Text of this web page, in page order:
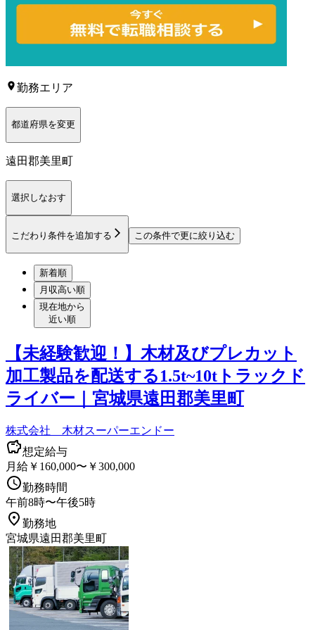
勤務エリア
都道府県を変更
遠田郡美里町
選択しなおす
こだわり条件を追加する この条件で更に絞り込む
新着順
月収高い順
現在地から
近い順
【未経験歓迎！】木材及びプレカット
加工製品を配送する1.5t~10tトラックド
ライバー｜宮城県遠田郡美里町
株式会社 木材スーパーエンドー
想定給与
月給￥160,000〜￥300,000
勤務時間
午前8時〜午後5時
勤務地
宮城県遠田郡美里町